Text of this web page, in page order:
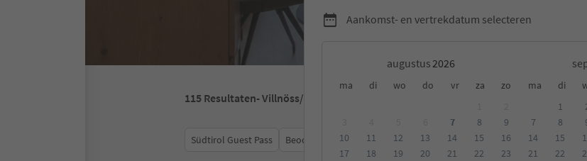
Aankomst- en vertrekdatum selecteren
augustus
ma di wo do vr za zo ma di
7 8
9
10
11 12 13 14 15
16
17
18 19 20 21 22
23
1
7
8
14
15
21
22
115 Resultaten- Villnöss/Funes
Südtirol Guest Pass Beoordeling Categorie Type catering Duurzame